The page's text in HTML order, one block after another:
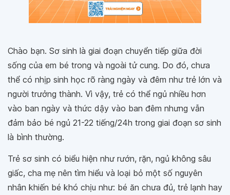
Chào bạn. Sơ sinh là giai đoạn chuyển tiếp giữa đời
sống của em bé trong và ngoài tử cung. Do đó, chưa
thể có nhịp sinh học rõ ràng ngày và đêm như trẻ lớn và
người trưởng thành. Vì vậy, trẻ có thể ngủ nhiều hơn
vào ban ngày và thức dậy vào ban đêm nhưng vẫn
đảm bảo bé ngủ 21-22 tiếng/24h trong giai đoạn sơ sinh
là bình thường.
Trẻ sơ sinh có biểu hiện như rướn, rặn, ngủ không sâu
giấc, cha mẹ nên tìm hiểu và loại bỏ một số nguyên
nhân khiến bé khó chịu như: bé ăn chưa đủ, trẻ lạnh hay